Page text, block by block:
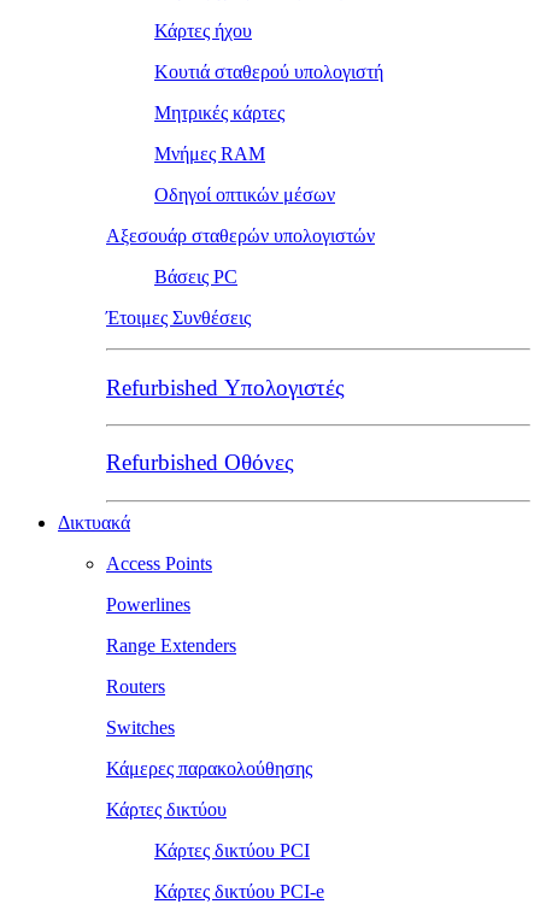
Κάρτες ήχου
Κουτιά σταθερού υπολογιστή
Μητρικές κάρτες
Μνήμες RAM
Οδηγοί οπτικών μέσων
Αξεσουάρ σταθερών υπολογιστών
Βάσεις PC
Έτοιμες Συνθέσεις
Refurbished Υπολογιστές
Refurbished Οθόνες
Δικτυακά
Access Points
Powerlines
Range Extenders
Routers
Switches
Κάμερες παρακολούθησης
Κάρτες δικτύου
Κάρτες δικτύου PCI
Κάρτες δικτύου PCI-e